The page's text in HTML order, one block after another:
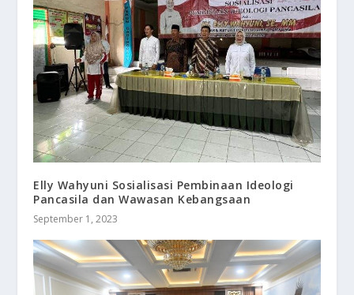
Elly Wahyuni Sosialisasi Pembinaan Ideologi
Pancasila dan Wawasan Kebangsaan
September 1, 2023